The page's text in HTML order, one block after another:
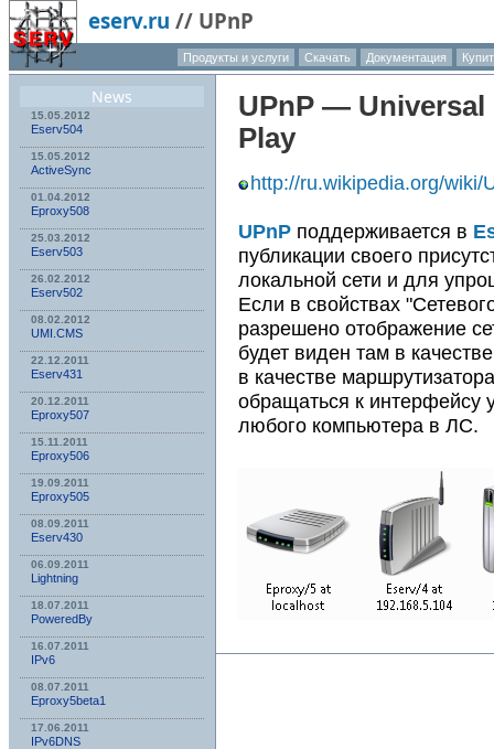
eserv.ru // UPnP
Продукты и услуги Скачать Документация
News
15.05.2012
Eserv504
15.05.2012
ActiveSync
01.04.2012
Eproxy508
25.03.2012
Eserv503
26.02.2012
Eserv502
08.02.2012
UMI.CMS
22.12.2011
Eserv431
20.12.2011
Eproxy507
15.11.2011
Eproxy506
19.09.2011
Eproxy505
08.09.2011
Eserv430
06.09.2011
Lightning
18.07.2011
PoweredBy
16.07.2011
IPv6
08.07.2011
Eproxy5beta1
17.06.2011
IPv6DNS
UPnP — Universal
Play
http://ru.wikipedia.org/wiki/
UPnP поддерживается в
публикации своего
локальной сети и для
Если в свойствах
разрешено отображение
будет виден там в
в качестве
обращаться к интерфейсу
любого компьютера в ЛС.